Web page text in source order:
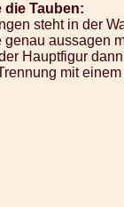
die Tauben:
steht in der
aussagen
Hauptfigur
mit